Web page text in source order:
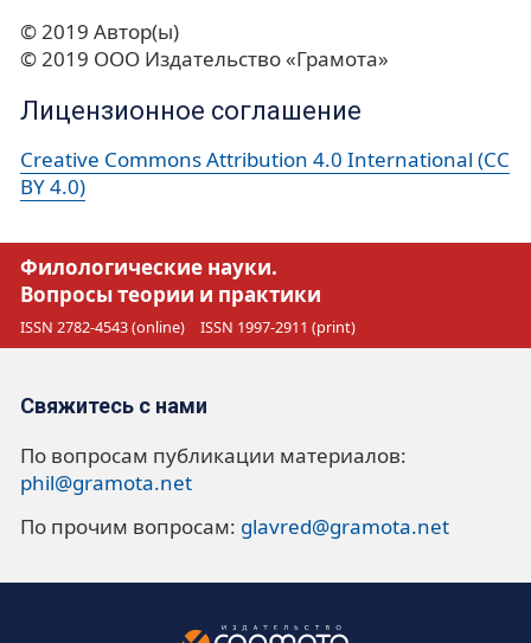
© 2019 Автор(ы)
© 2019 ООО Издательство «Грамота»
Лицензионное соглашение
Creative Commons Attribution 4.0 International (CC
BY 4.0)
Филологические науки.
Вопросы теории и практики
ISSN 2782-4543 (online) ISSN 1997-2911 (print)
Свяжитесь с нами
По вопросам публикации материалов:
phil@gramota.net
По прочим вопросам: glavred@gramota.net